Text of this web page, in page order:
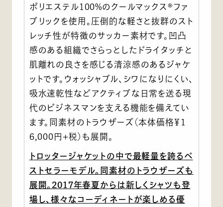
ポリエステル100%のクールマックス®ファ
ブリックを使用。圧倒的な軽さと抜群のスト
レッチ性が特徴のサッカー素材です。凹凸
感のある組織でさらっとしたドライタッチと
肌離れの良さを感じる清涼感のあるジャケ
ットです。ウォッシャブル、シワになりにくい、
吸水速乾性などアクティブな日常を送る現
代のビジネスマンを支える機能を備えてい
ます。同素材のトラウザーズ（本体価格￥1
6,000円+税）も展開。
トロッタージャケットの中で最軽量を誇るベ
ストセラーモデル。同素材のトラウザーズも
展開。2017年春夏からは新しくシャツも登
場し、様々なコーディネートが楽しめる優